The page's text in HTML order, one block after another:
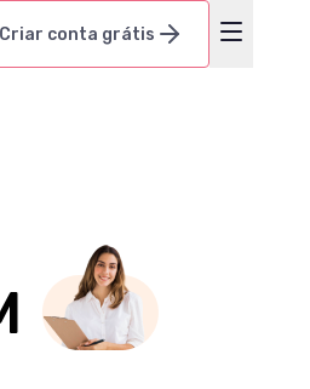
Criar conta grátis